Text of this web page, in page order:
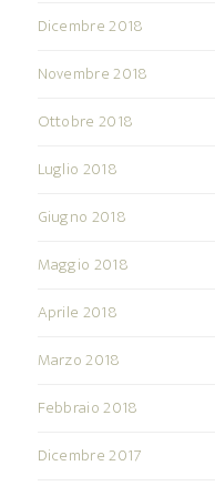
Dicembre 2018
Novembre 2018
Ottobre 2018
Luglio 2018
Giugno 2018
Maggio 2018
Aprile 2018
Marzo 2018
Febbraio 2018
Dicembre 2017